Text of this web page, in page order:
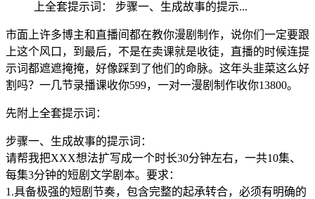
上全套提示词： 步骤一、生成故事的提示...
市面上许多博主和直播间都在教你漫剧制作，说你们一定要跟
上这个风口，到最后，不是在卖课就是收徒，直播的时候连提
示词都遮遮掩掩，好像踩到了他们的命脉。这年头韭菜这么好
割吗？一几节录播课收你599，一对一漫剧制作收你13800。
先附上全套提示词：
步骤一、生成故事的提示词：
请帮我把XXX想法扩写成一个时长30分钟左右，一共10集、
每集3分钟的短剧文学剧本。要求：
1.具备极强的短剧节奏，包含完整的起承转合，必须有明确的